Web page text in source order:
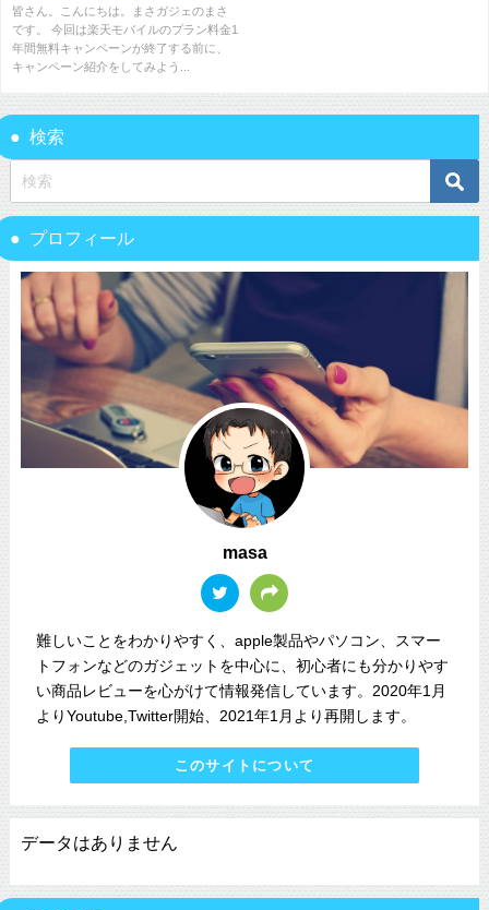
で、いまを逃すともうないかも
です
皆さん。こんにちは。まさガジェのまさ
です。 今回は楽天モバイルのプラン料金1
年間無料キャンペーンが終了する前に、
キャンペーン紹介をしてみよう...
検索
プロフィール
masa
難しいことをわかりやすく、apple製品やパソコン、スマー
トフォンなどのガジェットを中心に、初心者にも分かりやす
い商品レビューを心がけて情報発信しています。2020年1月
よりYoutube,Twitter開始、2021年1月より再開します。
このサイトについて
データはありません